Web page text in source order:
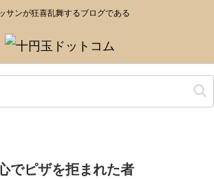
サンが狂喜乱舞するブログである
でピザを拒まれた者